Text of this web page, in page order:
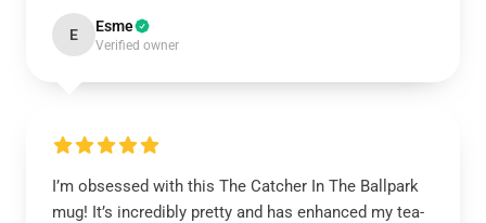
E Esme
Verified owner
I’m obsessed with this The Catcher In The Ballpark
mug! It’s incredibly pretty and has enhanced my tea-